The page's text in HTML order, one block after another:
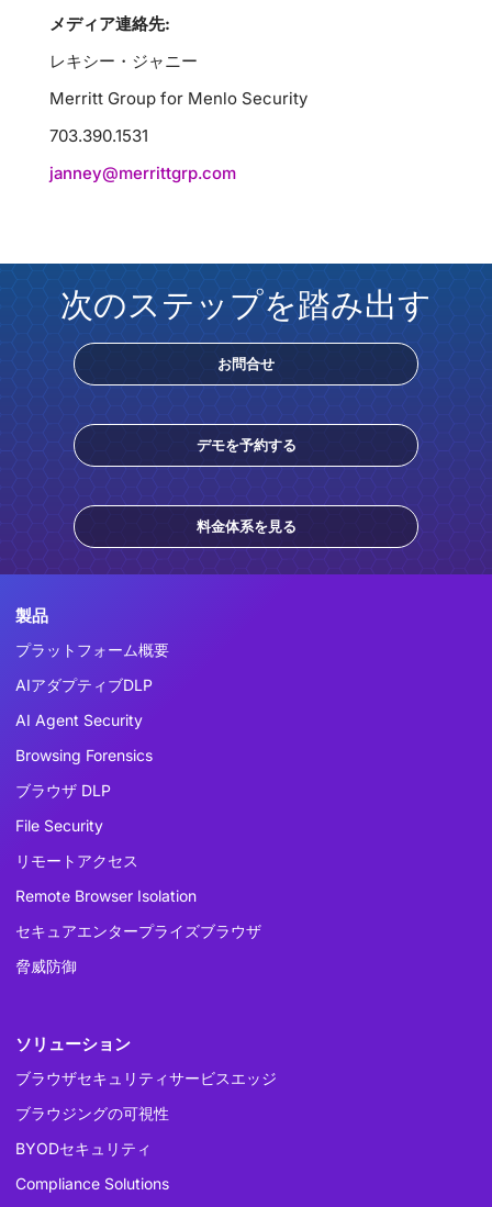
メディア連絡先:
レキシー・ジャニー
Merritt Group for Menlo Security
703.390.1531
janney@merrittgrp.com
次のステップを踏み出す
お問合せ
デモを予約する
料金体系を見る
製品
プラットフォーム概要
AIアダプティブDLP
AI Agent Security
Browsing Forensics
ブラウザ DLP
File Security
リモートアクセス
Remote Browser Isolation
セキュアエンタープライズブラウザ
脅威防御
ソリューション
ブラウザセキュリティサービスエッジ
ブラウジングの可視性
BYODセキュリティ
Compliance Solutions